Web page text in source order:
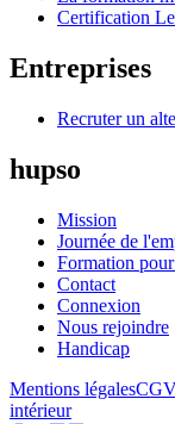
Certification
Entreprises
Recruter un
hupso
Mission
Journée de
Formation
Contact
Connexion
Nous rejoindre
Handicap
Mentions légales
intérieur